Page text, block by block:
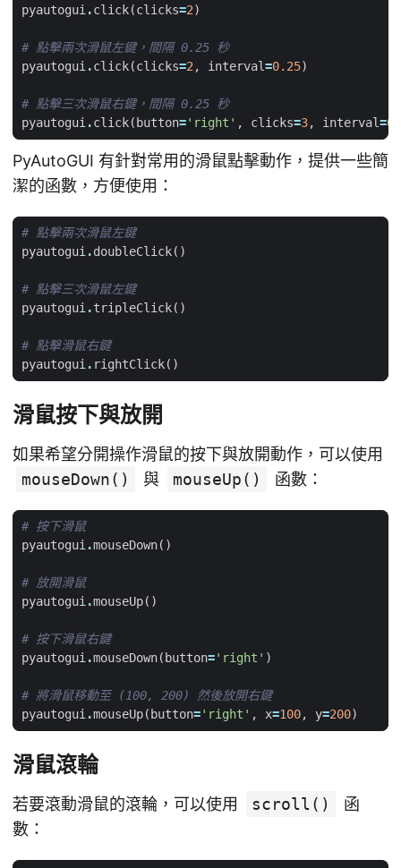
pyautogui.click(clicks=2)
# 點擊兩次滑鼠左鍵，間隔 0.25 秒
pyautogui.click(clicks=2, interval=0.25)
# 點擊三次滑鼠右鍵，間隔 0.25 秒
pyautogui.click( button='right' , clicks=3, interval=
PyAutoGUI 有針對常用的滑鼠點擊動作，提供一些簡
潔的函數，方便使用：
# 點擊兩次滑鼠左鍵
pyautogui.doubleClick()
# 點擊三次滑鼠左鍵
pyautogui.tripleClick()
# 點擊滑鼠右鍵
pyautogui. rightClick()
滑鼠按下與放開
如果希望分開操作滑鼠的按下與放開動作，可以使用
mouseDown()
與 mouseUp() 函數：
# 按下滑鼠
pyautogui.mouseDown()
# 放開滑鼠
pyautogui.mouseUp()
# 按下滑鼠右鍵
pyautogui.mouseDown( button='right' )
# 將滑鼠移動至 (100, 200) 然後放開右鍵
pyautogui.mouseUp( button='right' , x=100, y=200)
滑鼠滾輪
若要滾動滑鼠的滾輪，可以使用 scroll()
函
數：